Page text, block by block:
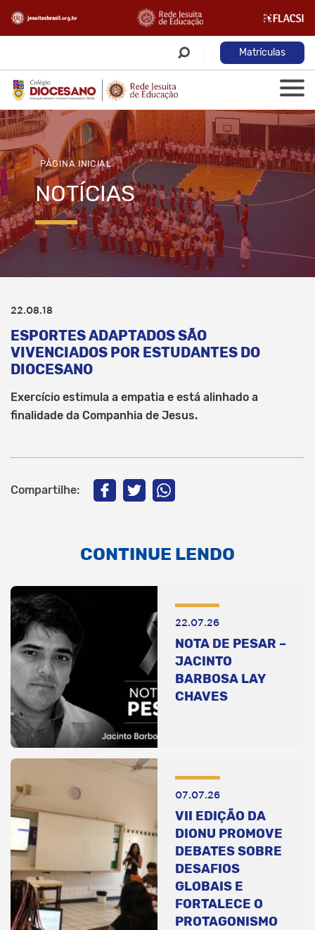
Matrículas
PÁGINA INICIAL
NOTÍCIAS
22.08.18
ESPORTES ADAPTADOS SÃO
VIVENCIADOS POR ESTUDANTES DO
DIOCESANO
Exercício estimula a empatia e está alinhado a
finalidade da Companhia de Jesus.
Compartilhe:
CONTINUE LENDO
22.07.26
NOTA DE PESAR –
JACINTO
BARBOSA LAY
CHAVES
07.07.26
VII EDIÇÃO DA
DIONU PROMOVE
DEBATES SOBRE
DESAFIOS
GLOBAIS E
FORTALECE O
PROTAGONISMO